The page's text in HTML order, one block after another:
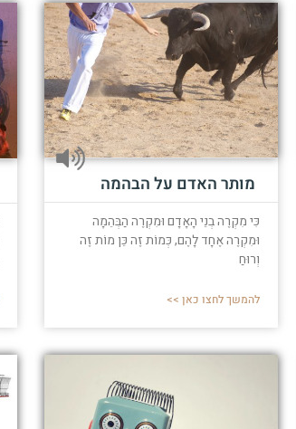
מותר האדם על הבהמה
כִּי מִקְרֶה בְנֵי הָאָדָם וּמִקְרֶה הַבְּהֵמָה
וּמִקְרֶה אֶחָד לָהֶם, כְּמוֹת זֶה כֵּן מוֹת זֶה
וְרוּחַ
להמשך לחצו כאן >>